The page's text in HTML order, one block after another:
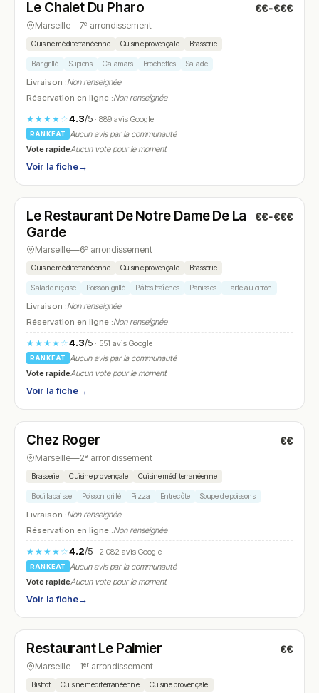
N° 25
Le Chalet Du Pharo €€-€€€
Marseille—7ᵉ arrondissement
Cuisine méditerranéenne Cuisine provençale Brasserie
Bar grillé Supions Calamars Brochettes Salade
Livraison :Non renseignée
Réservation en ligne :Non renseignée
★★★★☆4.3/5· 889 avis Google
RANKEAT
Aucun avis par la communauté
Vote rapideAucun vote pour le moment
Voir la fiche→
N° 26
Le Restaurant De Notre Dame De La
Garde
€€-€€€
Marseille—6ᵉ arrondissement
Cuisine méditerranéenne Cuisine provençale Brasserie
Salade niçoise Poisson grillé Pâtes fraîches Panisses Tarte au citron
Livraison :Non renseignée
Réservation en ligne :Non renseignée
★★★★☆4.3/5· 551 avis Google
RANKEAT
Aucun avis par la communauté
Vote rapideAucun vote pour le moment
Voir la fiche→
N° 27
Chez Roger €€
Marseille—2ᵉ arrondissement
Brasserie Cuisine provençale Cuisine méditerranéenne
Bouillabaisse Poisson grillé Pizza Entrecôte Soupe de poissons
Livraison :Non renseignée
Réservation en ligne :Non renseignée
★★★★☆4.2/5· 2 082 avis Google
RANKEAT
Aucun avis par la communauté
Vote rapideAucun vote pour le moment
Voir la fiche→
N° 28
Restaurant Le Palmier €€
Marseille—1ᵉʳ arrondissement
Bistrot Cuisine méditerranéenne Cuisine provençale